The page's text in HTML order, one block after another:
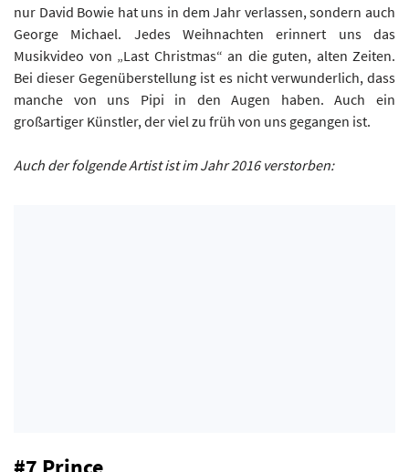
nur David Bowie hat uns in dem Jahr verlassen, sondern auch
George Michael. Jedes Weihnachten erinnert uns das
Musikvideo von „Last Christmas“ an die guten, alten Zeiten.
Bei dieser Gegenüberstellung ist es nicht verwunderlich, dass
manche von uns Pipi in den Augen haben. Auch ein
großartiger Künstler, der viel zu früh von uns gegangen ist.
Auch der folgende Artist ist im Jahr 2016 verstorben: